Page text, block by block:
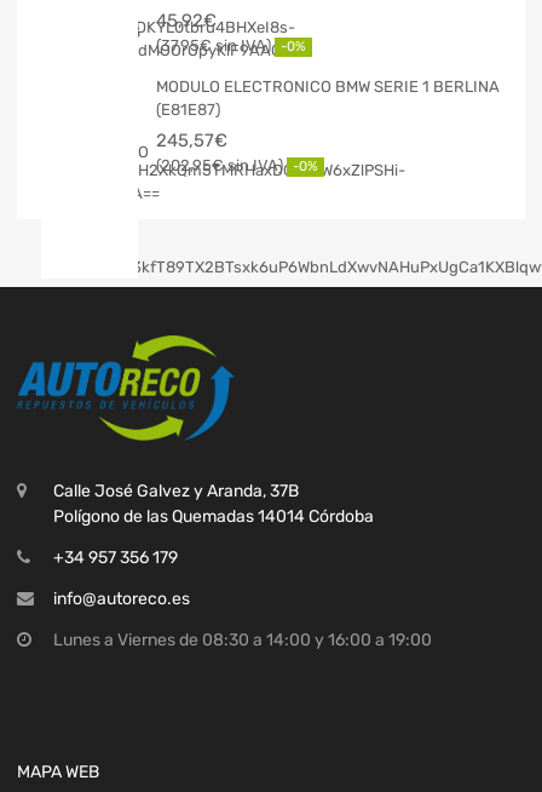
45,92€
37,95€ -0%
MODULO ELECTRONICO BMW SERIE 1 BERLINA
(E81E87)
245,57€
202,95€ -0%
Calle José Galvez y Aranda, 37B
Polígono de las Quemadas 14014 Córdoba
+34 957 356 179
info@autoreco.es
Lunes a Viernes de 08:30 a 14:00 y 16:00 a 19:00
MAPA WEB